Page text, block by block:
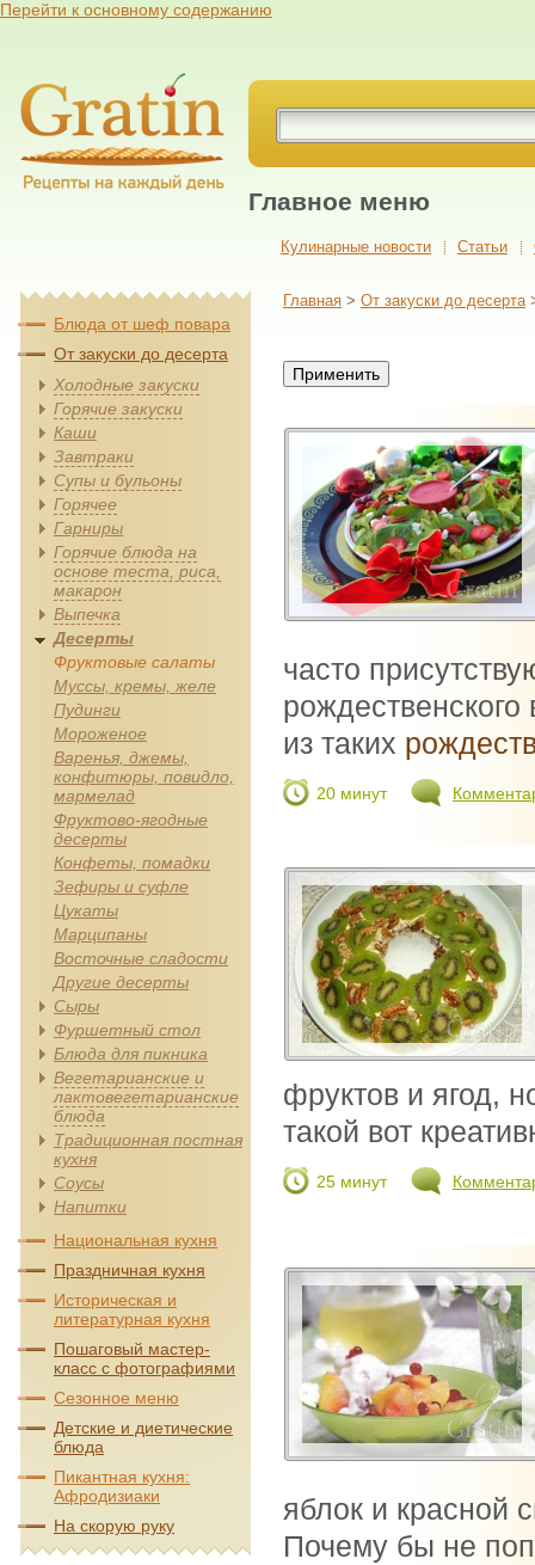
Перейти к основному содержанию
Главное меню
Кулинарные новости Cтатьи
Главная > От закуски до десерта
часто
из таких
20 минут
фруктов и ягод,
такой вот
25 минут
яблок и красной
Почему бы не
Блюда от шеф повара
От закуски до десерта
Холодные закуски
Горячие закуски
Каши
Завтраки
Супы и бульоны
Горячее
Гарниры
Горячие блюда на
основе теста, риса,
макарон
Выпечка
Десерты
Фруктовые салаты
Муссы, кремы, желе
Пудинги
Мороженое
Варенья, джемы,
конфитюры, повидло,
мармелад
Фруктово-ягодные
десерты
Конфеты, помадки
Зефиры и суфле
Цукаты
Марципаны
Восточные сладости
Другие десерты
Сыры
Фуршетный стол
Блюда для пикника
Вегетарианские и
лактовегетарианские
блюда
Традиционная постная
кухня
Соусы
Напитки
Национальная кухня
Праздничная кухня
Историческая и
литературная кухня
Пошаговый мастер-
класс с фотографиями
Сезонное меню
Детские и диетические
блюда
Пикантная кухня:
Афродизиаки
На скорую руку